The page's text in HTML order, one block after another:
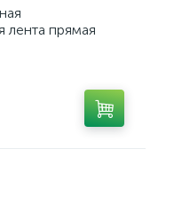
лента прямая